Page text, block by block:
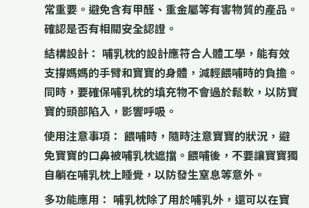
常重要。避免含有甲醛、重金屬等有害物質的產品。
確認是否有相關安全認證。
結構設計： 哺乳枕的設計應符合人體工學，能有效
支撐媽媽的手臂和寶寶的身體，減輕餵哺時的負擔。
同時，要確保哺乳枕的填充物不會過於鬆軟，以防寶
寶的頭部陷入，影響呼吸。
使用注意事項： 餵哺時，隨時注意寶寶的狀況，避
免寶寶的口鼻被哺乳枕遮擋。餵哺後，不要讓寶寶獨
自躺在哺乳枕上睡覺，以防發生窒息等意外。
多功能應用： 哺乳枕除了用於哺乳外，還可以在寶